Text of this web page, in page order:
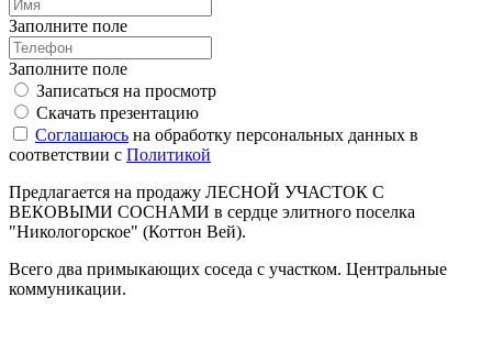
Заполните поле
Заполните поле
Записаться на просмотр
Скачать презентацию
Соглашаюсь на обработку персональных данных в
соответствии с Политикой
Предлагается на продажу ЛЕСНОЙ УЧАСТОК С
ВЕКОВЫМИ СОСНАМИ в сердце элитного поселка
"Никологорское" (Коттон Вей).
Всего два примыкающих соседа с участком. Центральные
коммуникации.